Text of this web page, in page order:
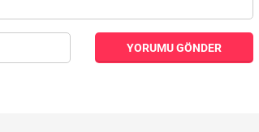
YORUMU GÖNDER